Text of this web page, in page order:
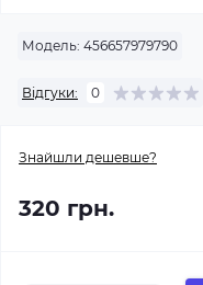
Модель: 456657979790
Відгуки: 0
Знайшли дешевше?
320 грн.